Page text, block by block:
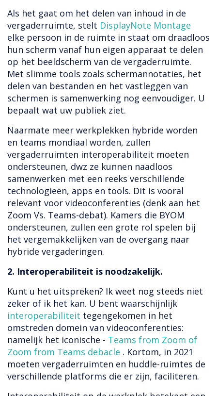
Als het gaat om het delen van inhoud in de
vergaderruimte, stelt DisplayNote Montage
elke persoon in de ruimte in staat om draadloos
hun scherm vanaf hun eigen apparaat te delen
op het beeldscherm van de vergaderruimte.
Met slimme tools zoals schermannotaties, het
delen van bestanden en het vastleggen van
schermen is samenwerking nog eenvoudiger. U
bepaalt wat uw publiek ziet.
Naarmate meer werkplekken hybride worden
en teams mondiaal worden, zullen
vergaderruimten interoperabiliteit moeten
ondersteunen, dwz ze kunnen naadloos
samenwerken met een reeks verschillende
technologieën, apps en tools. Dit is vooral
relevant voor videoconferenties (denk aan het
Zoom Vs. Teams-debat). Kamers die BYOM
ondersteunen, zullen een grote rol spelen bij
het vergemakkelijken van de overgang naar
hybride vergaderingen.
2. Interoperabiliteit is noodzakelijk.
Kunt u het uitspreken? Ik weet nog steeds niet
zeker of ik het kan. U bent waarschijnlijk
interoperabiliteit tegengekomen in het
omstreden domein van videoconferenties:
namelijk het iconische - Teams from Zoom of
Zoom from Teams debacle . Kortom, in 2021
moeten vergaderruimten en huddle-ruimtes de
verschillende platforms die er zijn, faciliteren.